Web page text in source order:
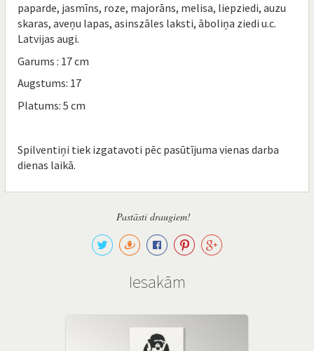
paparde, jasmīns, roze, majorāns, melisa, liepziedi, auzu
skaras, aveņu lapas, asinszāles laksti, āboliņa ziedi u.c.
Latvijas augi.
Garums : 17 cm
Augstums: 17
Platums: 5 cm
Spilventiņi tiek izgatavoti pēc pasūtījuma vienas darba
dienas laikā.
Pastāsti draugiem!
Iesakām